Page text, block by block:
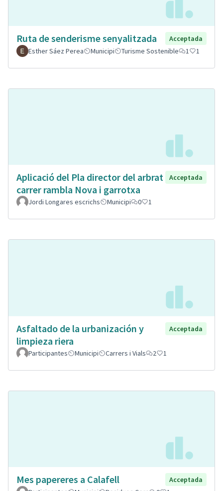
Ruta de senderisme senyalitzada
Acceptada
Esther Sáez Perea
Municipi Turisme Sostenible 1 1
Aplicació del Pla director del arbrat
carrer rambla Nova i garrotxa
Acceptada
Jordi Longares escrichs Municipi 0 1
Asfaltado de la urbanización y
limpieza riera
Acceptada
Participantes Municipi Carrers i Vials 2 1
Mes papereres a Calafell
Acceptada